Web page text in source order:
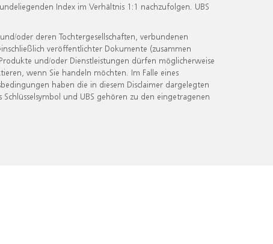
Index im Verhältnis 1:1 nachzufolgen. UBS
oder deren Tochtergesellschaften, verbundenen
veröffentlichter Dokumente (zusammen
und/oder Dienstleistungen dürfen möglicherweise
wenn Sie handeln möchten. Im Falle eines
haben die in diesem Disclaimer dargelegten
und UBS gehören zu den eingetragenen